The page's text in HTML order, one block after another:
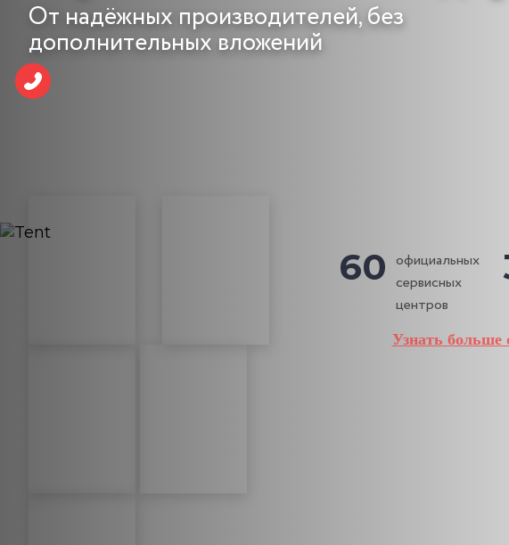
От надёжных производителей, без
дополнительных вложений
60 официальных
сервисных
центров
Узнать больше